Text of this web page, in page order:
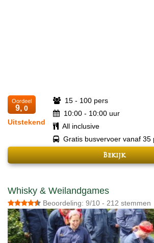
Oordeel
9, 0
Uitstekend
15 - 100 pers
10:00 - 10:00 uur
All inclusive
Gratis busvervoer vanaf 35
Bekijk
Whisky & Weilandgames
Beoordeling: 9/10 - 212 stemmen